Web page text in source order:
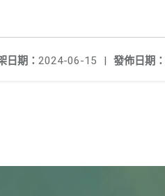
發佈日期：
日期： 2024-06-15 |